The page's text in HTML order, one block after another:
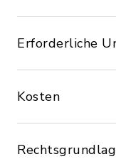
Erforderliche
Kosten